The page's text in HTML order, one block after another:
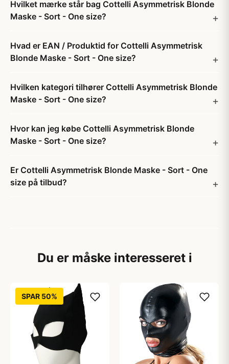
Hvilket mærke står bag Cottelli Asymmetrisk Blonde
Maske - Sort - One size?
Hvad er EAN / Produktid for Cottelli Asymmetrisk
Blonde Maske - Sort - One size?
Hvilken kategori tilhører Cottelli Asymmetrisk Blonde
Maske - Sort - One size?
Hvor kan jeg købe Cottelli Asymmetrisk Blonde
Maske - Sort - One size?
Er Cottelli Asymmetrisk Blonde Maske - Sort - One
size på tilbud?
Du er måske interesseret i
SPAR 50%